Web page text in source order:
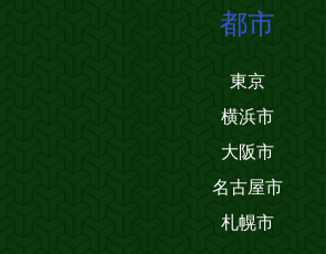
都市
東京
横浜市
大阪市
名古屋市
札幌市